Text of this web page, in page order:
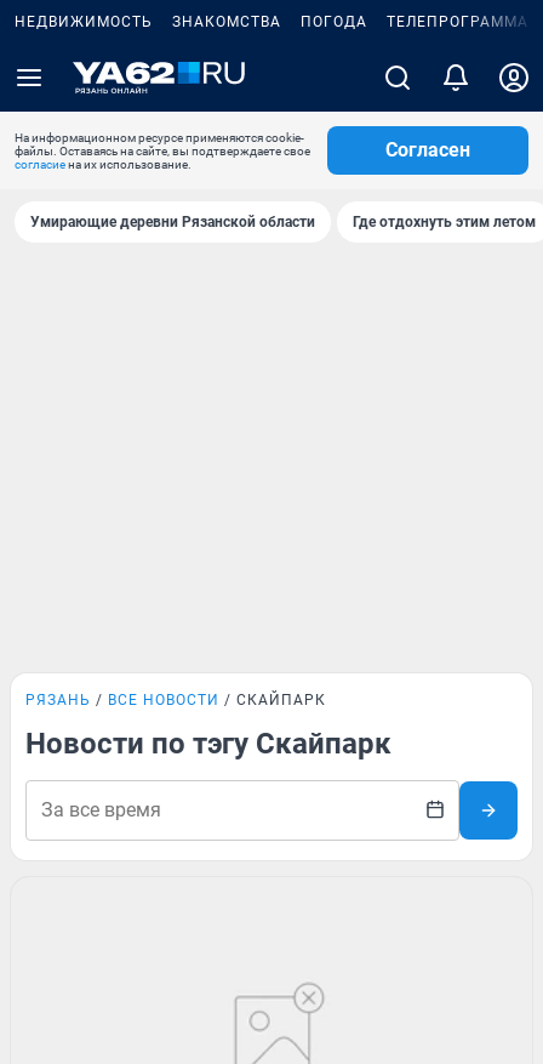
НЕДВИЖИМОСТЬ ЗНАКОМСТВА ПОГОДА ТЕЛЕПРОГРАММА
На информационном ресурсе применяются cookie-
файлы. Оставаясь на сайте, вы подтверждаете свое
согласиена их использование.
Согласен
Умирающие деревни Рязанской области Где отдохнуть этим летом
РЯЗАНЬ ВСЕ НОВОСТИ СКАЙПАРК
Новости по тэгу Скайпарк